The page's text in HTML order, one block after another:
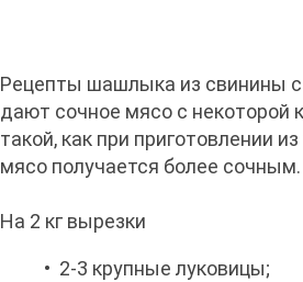
Рецепты шашлыка из свинины
дают сочное мясо с некоторой
такой, как при приготовлении
мясо получается более сочным.
На 2 кг вырезки
• 2-3 крупные луковицы;